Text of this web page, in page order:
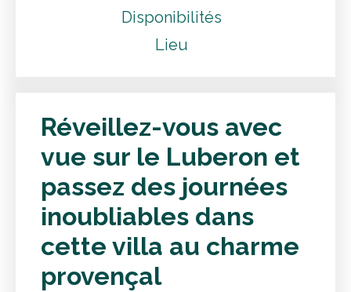
Disponibilités
Lieu
Réveillez-vous avec
vue sur le Luberon et
passez des journées
inoubliables dans
cette villa au charme
provençal